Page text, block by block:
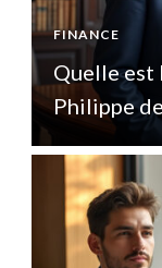
FINANCE
Quelle
Philippe